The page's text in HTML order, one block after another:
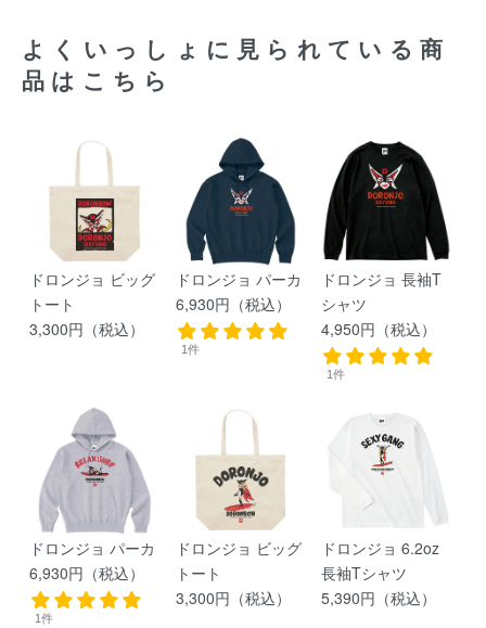
よくいっしょに見られている商
品はこちら
ドロンジョ ビッグ
トート
3,300円（税込）
ドロンジョ パーカ
6,930円（税込）
1件
ドロンジョ 長袖T
シャツ
4,950円（税込）
1件
ドロンジョ パーカ
6,930円（税込）
1件
ドロンジョ ビッグ
トート
3,300円（税込）
ドロンジョ 6.2oz
長袖Tシャツ
5,390円（税込）